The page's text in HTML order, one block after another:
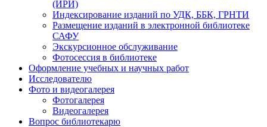
(ИРИ)
Индексирование изданий по УДК, ББК, ГРНТИ
Размещение изданий в электронной библиотеке
САФУ
Экскурсионное обслуживание
Фотосессия в библиотеке
Оформление учебных и научных работ
Исследователю
Фото и видеогалерея
Фотогалерея
Видеогалерея
Вопрос библиотекарю